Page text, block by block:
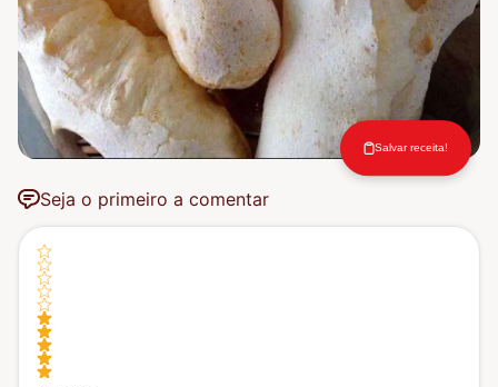
Seja o primeiro a comentar
Salvar receita!